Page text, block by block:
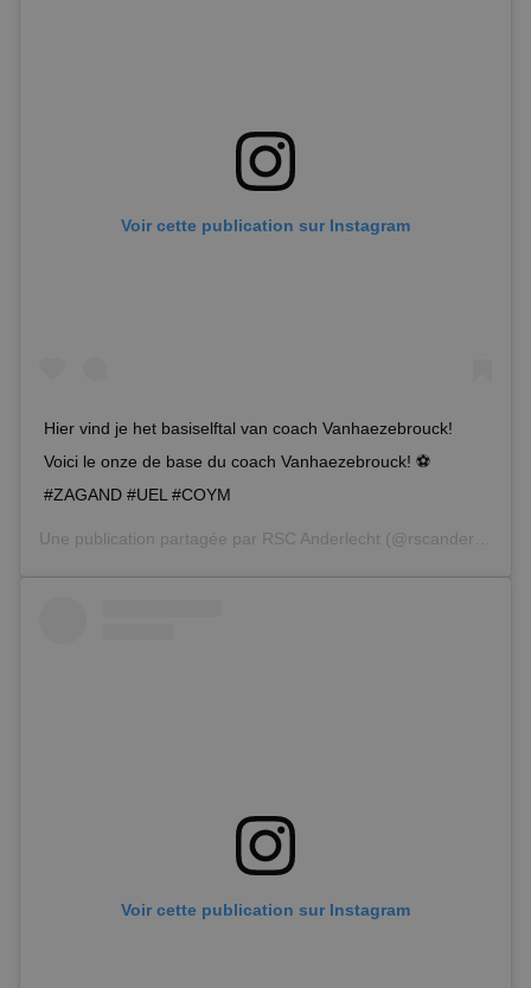
Voir cette publication sur Instagram
Hier vind je het basiselftal van coach Vanhaezebrouck!
Voici le onze de base du coach Vanhaezebrouck! ⚽️
#ZAGAND #UEL #COYM
Une publication partagée par RSC Anderlecht (@rscanderlecht) le
Voir cette publication sur Instagram